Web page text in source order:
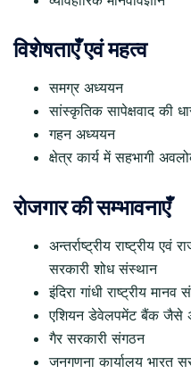
विशेषताएँ एवं महत्व
समग्र अध्ययन
सांस्कृतिक सापेक्षवाद की
गहन अध्ययन
क्षेत्र कार्य में सहभागी
रोजगार की सम्भावनाएँ
अन्तर्राष्ट्रीय राष्ट्रीय एवं
सरकारी शोध संस्थान
इंदिरा गांधी राष्ट्रीय
एशियन डेवेलपमेंट बैंक जैसे
गैर सरकारी संगठन
जनगणना कार्यालय भारत